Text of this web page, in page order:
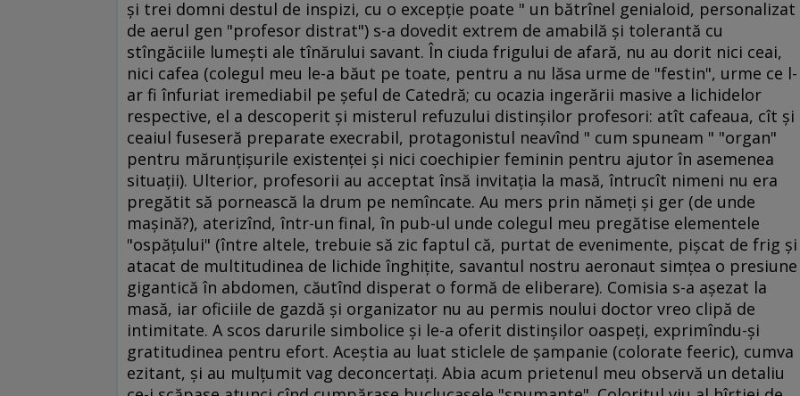
şi trei domni destul de inspizi, cu o excepţie poate " un bătrînel genialoid, personalizat
de aerul gen "profesor distrat") s-a dovedit extrem de amabilă şi tolerantă cu
stîngăciile lumeşti ale tînărului savant. În ciuda frigului de afară, nu au dorit nici ceai,
nici cafea (colegul meu le-a băut pe toate, pentru a nu lăsa urme de "festin", urme ce l-
ar fi înfuriat iremediabil pe şeful de Catedră; cu ocazia ingerării masive a lichidelor
respective, el a descoperit şi misterul refuzului distinşilor profesori: atît cafeaua, cît şi
ceaiul fuseseră preparate execrabil, protagonistul neavînd " cum spuneam " "organ"
pentru mărunţişurile existenţei şi nici coechipier feminin pentru ajutor în asemenea
situaţii). Ulterior, profesorii au acceptat însă invitaţia la masă, întrucît nimeni nu era
pregătit să pornească la drum pe nemîncate. Au mers prin nămeţi şi ger (de unde
maşină?), aterizînd, într-un final, în pub-ul unde colegul meu pregătise elementele
"ospăţului" (între altele, trebuie să zic faptul că, purtat de evenimente, pişcat de frig şi
atacat de multitudinea de lichide înghiţite, savantul nostru aeronaut simţea o presiune
gigantică în abdomen, căutînd disperat o formă de eliberare). Comisia s-a aşezat la
masă, iar oficiile de gazdă şi organizator nu au permis noului doctor vreo clipă de
intimitate. A scos darurile simbolice şi le-a oferit distinşilor oaspeţi, exprimîndu-şi
gratitudinea pentru efort. Aceştia au luat sticlele de şampanie (colorate feeric), cumva
ezitant, şi au mulţumit vag deconcertaţi. Abia acum prietenul meu observă un detaliu